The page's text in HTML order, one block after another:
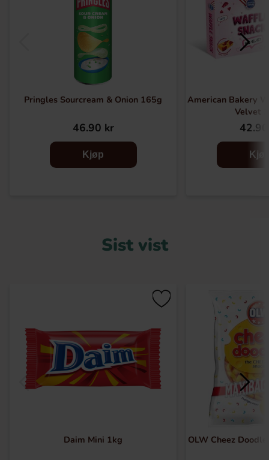
Pringles Sourcream & Onion 165g
46.90 kr
Kjøp
American Bakery
Velvet
Sist vist
Daim Mini 1kg OLW Cheez